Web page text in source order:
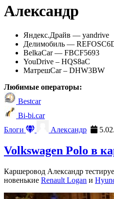
Александр
Яндекс.Драйв — yandrive
Делимобиль —
BelkaCar — FBCF5693
YouDrive – HQS8aC
МатрешCar – DHW3BW
Любимые операторы:
Bestcar
Bi-bi.car
Блоги
Александр
Volkswagen Polo в
Каршеровод Александр
новенькие Renault Logan и